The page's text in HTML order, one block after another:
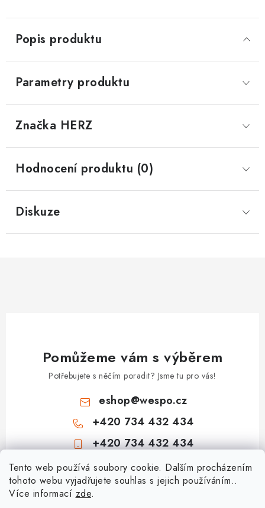
Tento web používá soubory cookie. Dalším procházením
tohoto webu vyjadřujete souhlas s jejich používáním..
Více informací zde.
Popis produktu
Parametry produktu
Značka HERZ
Hodnocení produktu (0)
Diskuze
Pomůžeme vám s výběrem
Potřebujete s něčím poradit? Jsme tu pro vás!
eshop@wespo.cz
+420 734 432 434
+420 734 432 434
Informace pro vás